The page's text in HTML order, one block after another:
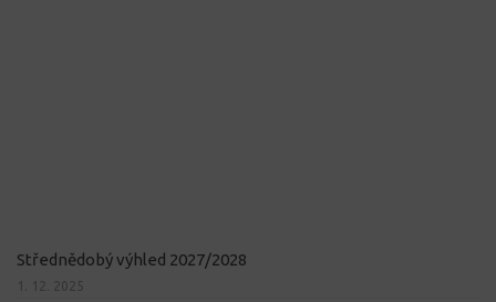
Střednědobý výhled 2027/2028
1. 12. 2025